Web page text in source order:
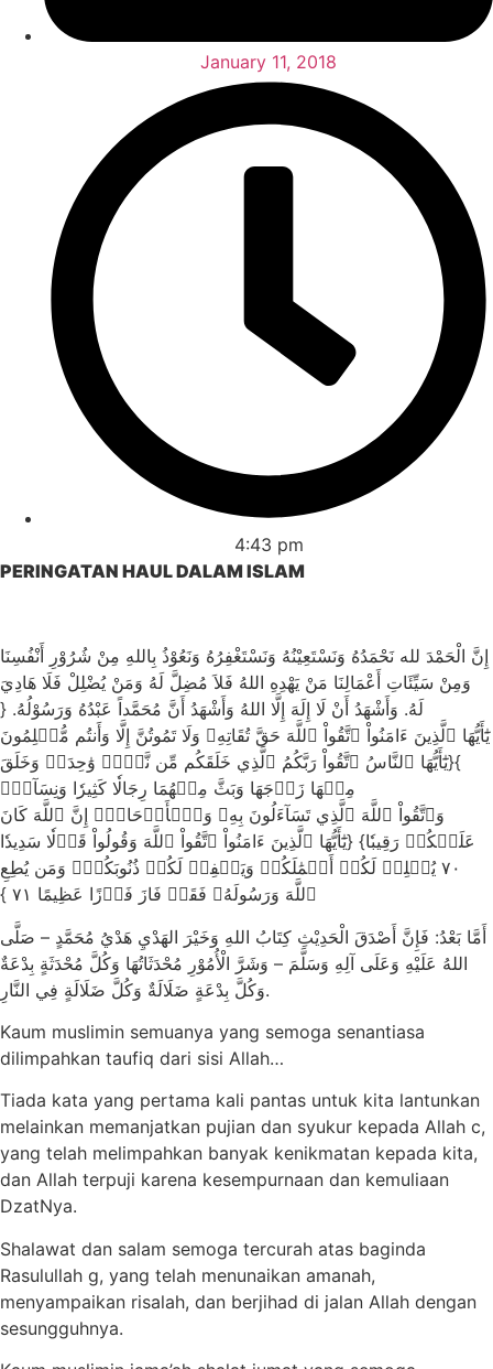
January 11, 2018
4:43 pm
PERINGATAN HAUL DALAM ISLAM
إِنَّ الْحَمْدَ لله نَحْمَدُهُ وَنَسْتَعِيْنُهُ وَنَسْتَغْفِرُهُ وَنَعُوْذُ بِاللهِ مِنْ شُرُوْرِ أَنْفُسِنَا
وَمِنْ سَيِّئَاتِ أَعْمَالِنَا مَنْ يَهْدِهِ اللهُ فَلاَ مُضِلَّ لَهُ وَمَنْ يُضْلِلْ فَلَا هَادِيَ
لَهُ. وَأَشْهَدُ أَنْ لَا إِلَهَ إِلَّا اللهُ وَأَشْهَدُ أَنَّ مُحَمَّداً عَبْدُهُ وَرَسُوْلُهُ. {
يَٰٓأَيُّهَا ٱلَّذِينَ ءَامَنُواْ ٱتَّقُواْ ٱللَّهَ حَقَّ تُقَاتِهِۦ وَلَا تَمُوتُنَّ إِلَّا وَأَنتُم مُّسۡلِمُونَ
}{يَٰٓأَيُّهَا ٱلنَّاسُ ٱتَّقُواْ رَبَّكُمُ ٱلَّذِي خَلَقَكُم مِّن نَّفۡسٖ وَٰحِدَةٖ وَخَلَقَ
مِنۡهَا زَوۡجَهَا وَبَثَّ مِنۡهُمَا رِجَالٗا كَثِيرٗا وَنِسَآءٗۚ
وَٱتَّقُواْ ٱللَّهَ ٱلَّذِي تَسَآءَلُونَ بِهِۦ وَٱلۡأَرۡحَامَۚ إِنَّ ٱللَّهَ كَانَ
عَلَيۡكُمۡ رَقِيبٗا} {يَٰٓأَيُّهَا ٱلَّذِينَ ءَامَنُواْ ٱتَّقُواْ ٱللَّهَ وَقُولُواْ قَوۡلٗا سَدِيدٗا
٧٠ يُصۡلِحۡ لَكُمۡ أَعۡمَٰلَكُمۡ وَيَغۡفِرۡ لَكُمۡ ذُنُوبَكُمۡۗ وَمَن يُطِعِ
ٱللَّهَ وَرَسُولَهُۥ فَقَدۡ فَازَ فَوۡزًا عَظِيمًا ٧١ }
أَمَّا بَعْدُ: فَإِنَّ أَصْدَقَ الْحَدِيْثِ كِتَابُ اللهِ وَخَيْرَ الهَدْيِ هَدْيُ مُحَمَّدٍ – صَلَّى
اللهُ عَلَيْهِ وَعَلَى آلِهِ وَسَلَّمَ – وَشَرَّ الْأُمُوْرِ مُحْدَثَاتُهَا وَكُلَّ مُحْدَثَةٍ بِدْعَةٌ
وَكُلَّ بِدْعَةٍ ضَلَالَةٌ وَكُلَّ ضَلَالَةٍ فِي النَّارِ.
Kaum muslimin semuanya yang semoga senantiasa
dilimpahkan taufiq dari sisi Allah…
Tiada kata yang pertama kali pantas untuk kita lantunkan
melainkan memanjatkan pujian dan syukur kepada Allah c,
yang telah melimpahkan banyak kenikmatan kepada kita,
dan Allah terpuji karena kesempurnaan dan kemuliaan
DzatNya.
Shalawat dan salam semoga tercurah atas baginda
Rasulullah g, yang telah menunaikan amanah,
menyampaikan risalah, dan berjihad di jalan Allah dengan
sesungguhnya.